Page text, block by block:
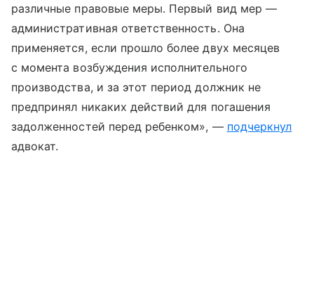
различные правовые меры. Первый вид мер —
административная ответственность. Она
применяется, если прошло более двух месяцев
с момента возбуждения исполнительного
производства, и за этот период должник не
предпринял никаких действий для погашения
задолженностей перед ребенком», — подчеркнул
адвокат.